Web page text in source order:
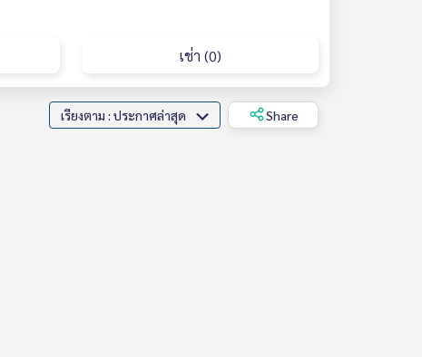
เช่า (0)
เรียงตาม : ประกาศล่าสุด Share